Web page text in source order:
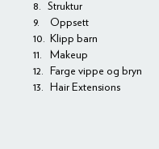
8.
Struktur
9.
Oppsett
10.
Klipp barn
11.
Makeup
12.
Farge vippe og bryn
13.
Hair Extensions